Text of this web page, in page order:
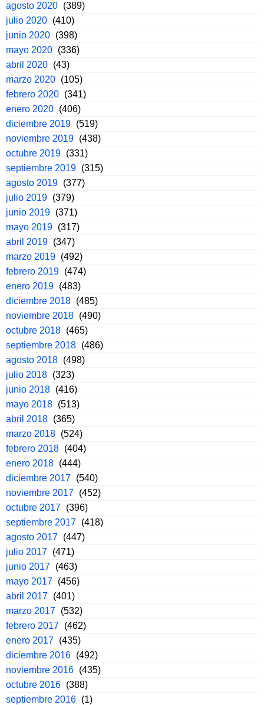
agosto 2020 (389)
julio 2020 (410)
junio 2020 (398)
mayo 2020 (336)
abril 2020 (43)
marzo 2020 (105)
febrero 2020 (341)
enero 2020 (406)
diciembre 2019 (519)
noviembre 2019 (438)
octubre 2019 (331)
septiembre 2019 (315)
agosto 2019 (377)
julio 2019 (379)
junio 2019 (371)
mayo 2019 (317)
abril 2019 (347)
marzo 2019 (492)
febrero 2019 (474)
enero 2019 (483)
diciembre 2018 (485)
noviembre 2018 (490)
octubre 2018 (465)
septiembre 2018 (486)
agosto 2018 (498)
julio 2018 (323)
junio 2018 (416)
mayo 2018 (513)
abril 2018 (365)
marzo 2018 (524)
febrero 2018 (404)
enero 2018 (444)
diciembre 2017 (540)
noviembre 2017 (452)
octubre 2017 (396)
septiembre 2017 (418)
agosto 2017 (447)
julio 2017 (471)
junio 2017 (463)
mayo 2017 (456)
abril 2017 (401)
marzo 2017 (532)
febrero 2017 (462)
enero 2017 (435)
diciembre 2016 (492)
noviembre 2016 (435)
octubre 2016 (388)
septiembre 2016 (1)